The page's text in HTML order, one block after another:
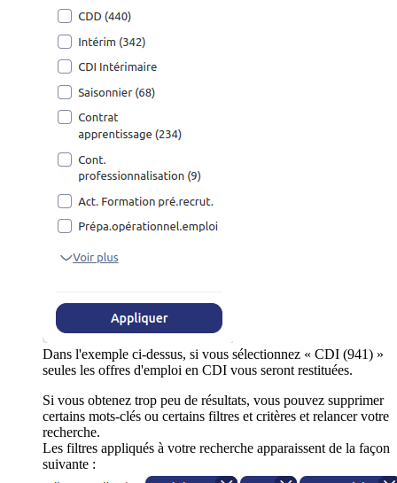
Dans l'exemple ci-dessus, si vous sélectionnez « CDI (941) »
seules les offres d'emploi en CDI vous seront restituées.
Si vous obtenez trop peu de résultats, vous pouvez supprimer
certains mots-clés ou certains filtres et critères et relancer votre
recherche.
Les filtres appliqués à votre recherche apparaissent de la façon
suivante :